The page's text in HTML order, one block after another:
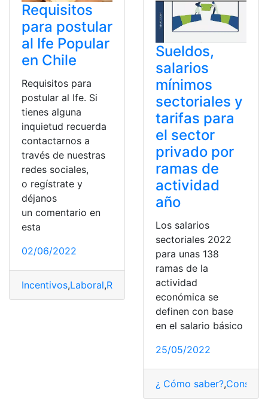
Requisitos
para postular
al Ife Popular
en Chile
Requisitos para
postular al Ife. Si
tienes alguna
inquietud recuerda
contactarnos a
través de nuestras
redes sociales,
o regístrate y
déjanos
un comentario en
esta
02/06/2022
Incentivos,Laboral,Requisitos Salario
Sueldos,
salarios
mínimos
sectoriales y
tarifas para
el sector
privado por
ramas de
actividad
año
Los salarios
sectoriales 2022
para unas 138
ramas de la
actividad
económica se
definen con base
en el salario básico
25/05/2022
¿ Cómo saber?,